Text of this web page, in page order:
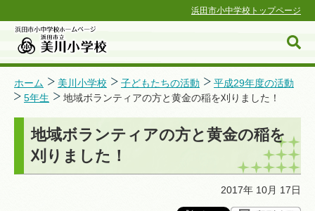
浜田市小中学校トップページ
浜田市小中学校ホームページ
ホーム 美川小学校 子どもたちの活動
平成29年度の活動
5年生
地域ボランティアの方と黄金の稲を刈りました！
地域ボランティアの方と黄金の稲を
刈りました！
2017年 10月 17日